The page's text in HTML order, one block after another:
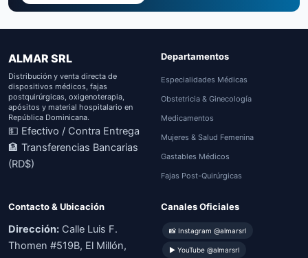
ALMAR SRL
Distribución y venta directa de
dispositivos médicos, fajas
postquirúrgicas, oxigenoterapia,
apósitos y material hospitalario en
República Dominicana.
💵 Efectivo / Contra Entrega
🏦 Transferencias Bancarias
(RD$)
Departamentos
Especialidades Médicas
Obstetricia & Ginecología
Medicamentos
Mujeres & Salud Femenina
Gastables Médicos
Fajas Post-Quirúrgicas
Contacto & Ubicación
Dirección: Calle Luis F.
Thomen #519B, El Millón,
Canales Oficiales
📸 Instagram @almarsrl
▶ YouTube @almarsrl